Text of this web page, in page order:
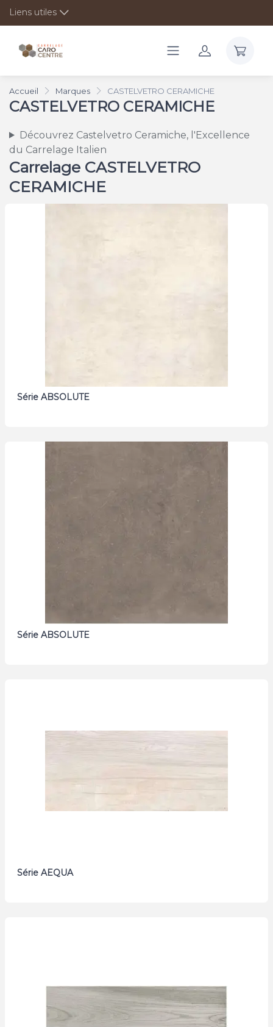
Liens utiles
Accueil Marques CASTELVETRO CERAMICHE
CASTELVETRO CERAMICHE
Découvrez Castelvetro Ceramiche, l'Excellence
du Carrelage Italien
Carrelage CASTELVETRO
CERAMICHE
Série ABSOLUTE
Série ABSOLUTE
Série AEQUA